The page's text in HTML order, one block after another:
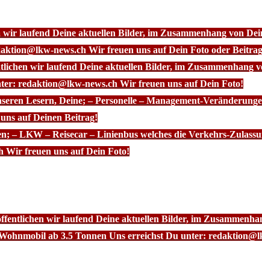
laufend Deine aktuellen Bilder, im Zusammenhang von
news.ch Wir freuen uns auf Dein Foto oder
wir laufend Deine aktuellen Bilder, im
redaktion@lkw-news.ch Wir freuen uns auf Dein Foto!
Lesern, Deine; – Personelle – Management-
auf Deinen Beitrag!
– LKW – Reisecar – Linienbus welches die Verkehrs-
Wir freuen uns auf Dein Foto!
wir laufend Deine aktuellen Bilder, im
ab 3.5 Tonnen Uns erreichst Du unter: